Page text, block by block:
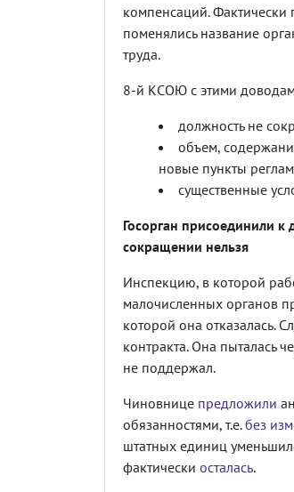
компенсаций. Фактически
поменялись название
труда.
8-й КСОЮ с этими
должность не
объем,
новые пункты
существенные
Госорган присоединили
сокращении нельзя
Инспекцию, в которой
малочисленных органов
которой она отказалась.
контракта. Она пыталась
не поддержал.
Чиновнице предложили
обязанностями, т.е.без
штатных единиц
фактически осталась.